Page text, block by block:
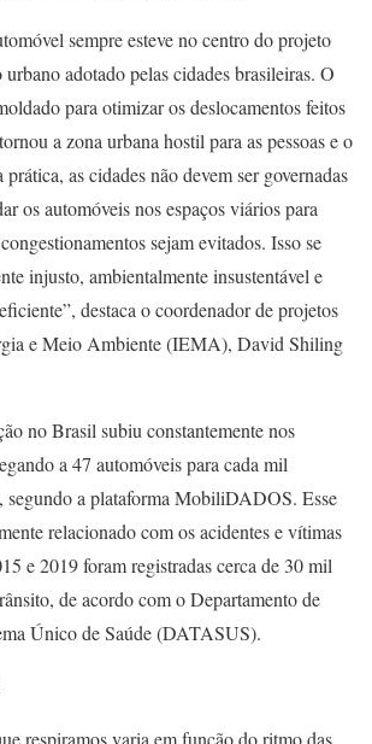
sempre esteve no centro do projeto
adotado pelas cidades brasileiras. O
para otimizar os deslocamentos feitos
a zona urbana hostil para as pessoas e o
as cidades não devem ser governadas
os automóveis nos espaços viários para
sejam evitados. Isso se
injusto, ambientalmente insustentável e
destaca o coordenador de projetos
e Meio Ambiente (IEMA), David Shiling
no Brasil subiu constantemente nos
a 47 automóveis para cada mil
segundo a plataforma MobiliDADOS. Esse
relacionado com os acidentes e vítimas
e 2019 foram registradas cerca de 30 mil
de acordo com o Departamento de
Único de Saúde (DATASUS).
respiramos varia em função do ritmo das